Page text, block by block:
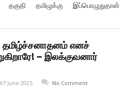
தமிழுக்கு இப்பொழுதுதான்
தமிழ்ச்சனாதனம் எனச்
– இலக்குவனார்
07 June 2025 No Comment